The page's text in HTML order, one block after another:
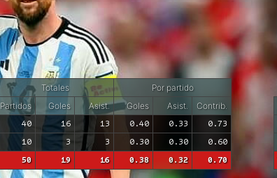
Totales
Por partido
Partidos Goles Asist. Goles Asist.
Contrib.
40 16 13 0.40 0.33 0.73
10 3 3 0.30 0.30 0.60
50 19 16 0.38 0.32 0.70